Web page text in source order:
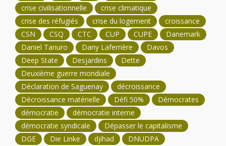
crise civilisationnelle
crise climatique
crise des réfugiés
crise du logement
croissance
CSN
CSQ CTC CUP CUPE
Danemark
Daniel Tanuro
Dany Laferrière
Davos
Deep State
Desjardins
Dette
Deuxième guerre mondiale
Déclaration de Saguenay
décroissance
Décroissance matérielle
Défi 50%
Démocrates
démocratie
démocratie interne
démocratie syndicale
Dépasser le capitalisme
DGE
Die Linke djihad
DNUDPA